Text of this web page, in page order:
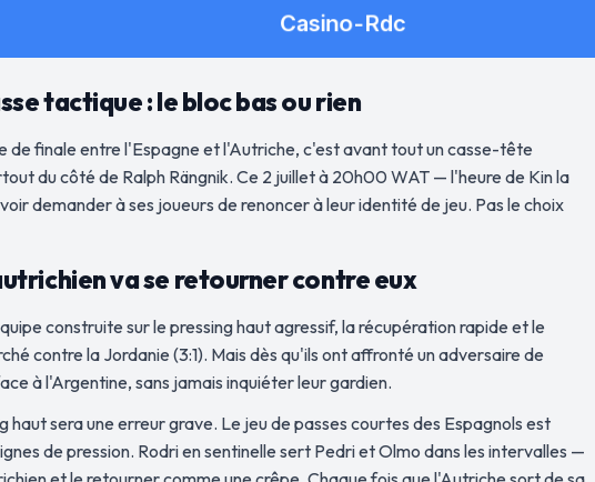
tactique : le bloc bas ou rien
de finale entre l'Espagne et l'Autriche, c'est avant tout un casse-tête
du côté de Ralph Rängnik. Ce 2 juillet à 20h00 WAT — l'heure de Kin la
demander à ses joueurs de renoncer à leur identité de jeu. Pas le choix
va se retourner contre eux
construite sur le pressing haut agressif, la récupération rapide et le
contre la Jordanie (3:1). Mais dès qu'ils ont affronté un adversaire de
à l'Argentine, sans jamais inquiéter leur gardien.
haut sera une erreur grave. Le jeu de passes courtes des Espagnols est
de pression. Rodri en sentinelle sert Pedri et Olmo dans les intervalles —